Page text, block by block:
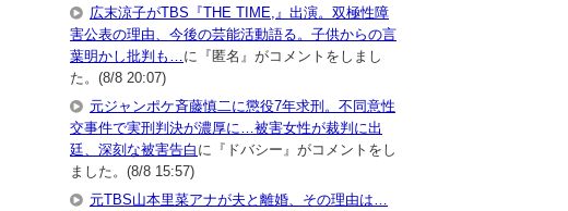
広末涼子がTBS『THE TIME,』出演。双極性障
害公表の理由、今後の芸能活動語る。子供からの言
葉明かし批判も… に『匿名』がコメントをしまし
た。(8/8 20:07)
元ジャンポケ斉藤慎二に懲役7年求刑。不同意性
交事件で実刑判決が濃厚に…被害女性が裁判に出
廷、深刻な被害告白 に『ドバシー』がコメントをし
ました。(8/8 15:57)
元TBS山本里菜アナが夫と離婚、その理由は…